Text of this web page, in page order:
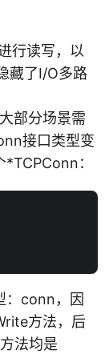
行读写，以
藏了I/O多路
部分场景需
接口类型变
：
：conn，因
方法，后
法均是